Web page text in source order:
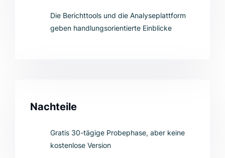
Die Berichttools und die Analyseplattform
geben handlungsorientierte Einblicke
Nachteile
Gratis 30-tägige Probephase, aber keine
kostenlose Version